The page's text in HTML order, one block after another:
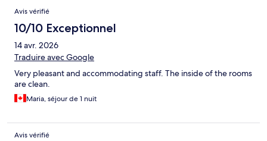
Avis vérifié
10/10 Exceptionnel
14 avr. 2026
Traduire avec Google
Very pleasant and accommodating staff. The inside of the rooms
are clean.
Maria, séjour de 1 nuit
Avis vérifié